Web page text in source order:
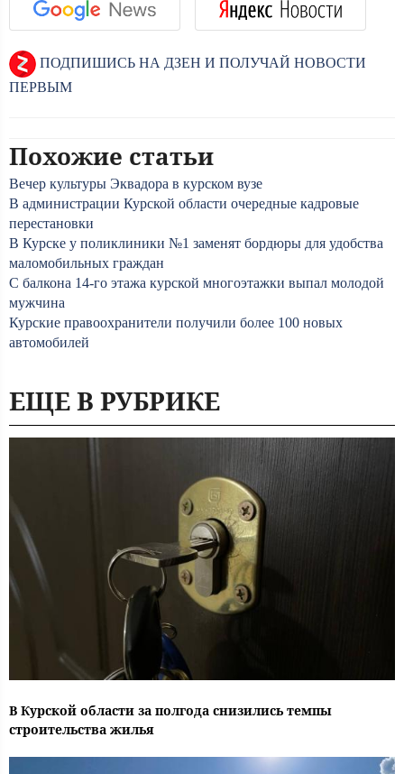
ПОДПИШИСЬ НА ДЗЕН И ПОЛУЧАЙ НОВОСТИ
ПЕРВЫМ
Похожие статьи
Вечер культуры Эквадора в курском вузе
В администрации Курской области очередные кадровые
перестановки
В Курске у поликлиники №1 заменят бордюры для удобства
маломобильных граждан
С балкона 14-го этажа курской многоэтажки выпал молодой
мужчина
Курские правоохранители получили более 100 новых
автомобилей
ЕЩЕ В РУБРИКЕ
В Курской области за полгода снизились темпы
строительства жилья